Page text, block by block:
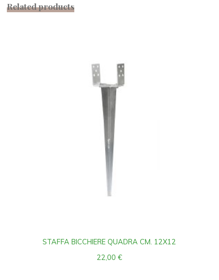
Related products
STAFFA BICCHIERE QUADRA CM. 12X12
22,00 €